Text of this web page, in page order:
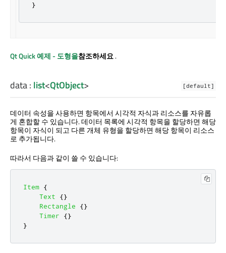
}
Qt Quick예제 - 도형을참조하세요.
data: list<QtObject> [default]
데이터 속성을 사용하면 항목에서 시각적 자식과 리소스를 자유롭
게 혼합할 수 있습니다. 데이터 목록에 시각적 항목을 할당하면 해당
항목이 자식이 되고 다른 개체 유형을 할당하면 해당 항목이 리소스
로 추가됩니다.
따라서 다음과 같이 쓸 수 있습니다:
Item {
Text
{}
Rectangle
{}
Timer
{}
}